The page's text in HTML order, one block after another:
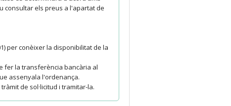
consultar els preus a l'apartat de
per conèixer la disponibilitat de la
fer la transferència bancària al
assenyala l'ordenança.
de sol·licitud i tramitar-la.